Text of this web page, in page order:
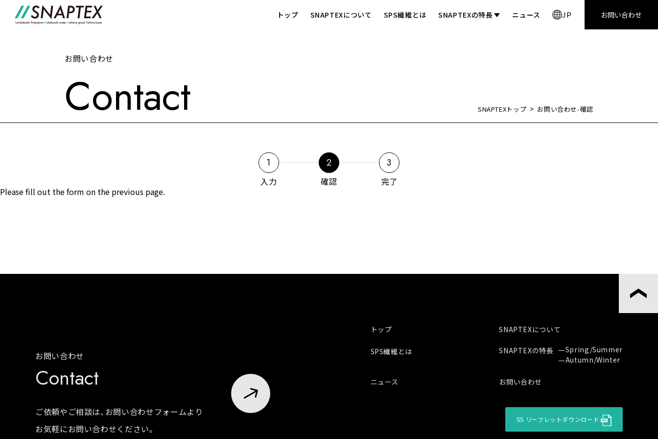
トップ SNAPTEXについて SPS繊維とは SNAPTEXの特長 ニュース JP お問い合わせ
お問い合わせ
Contact SNAPTEXトップ > お問い合わせ-確認
1
入力
2
確認
3
完了
Please fill out the form on the previous page.
お問い合わせ
Contact
ご依頼やご相談は、お問い合わせフォームより
お気軽にお問い合わせください。
トップ SNAPTEXについて
SPS繊維とは SNAPTEXの特長
Spring/Summer
Autumn/Winter
ニュース お問い合わせ
SS リーフレットダウンロード